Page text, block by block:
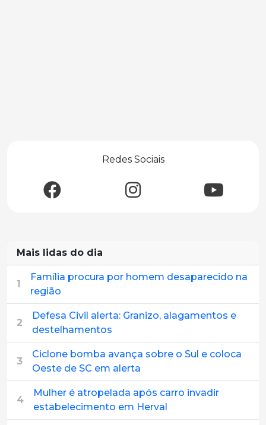
Redes Sociais
Mais lidas do dia
1
Família procura por homem desaparecido na
região
2
Defesa Civil alerta: Granizo, alagamentos e
destelhamentos
3
Ciclone bomba avança sobre o Sul e coloca
Oeste de SC em alerta
4
Mulher é atropelada após carro invadir
estabelecimento em Herval